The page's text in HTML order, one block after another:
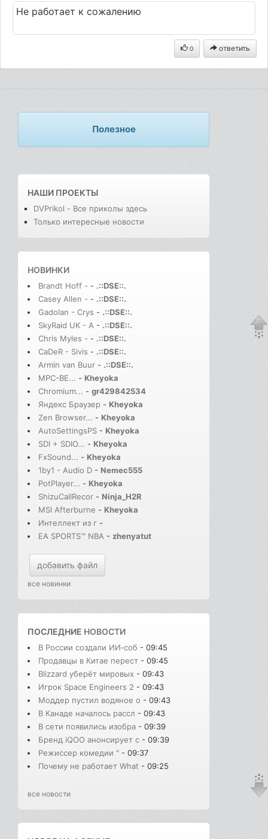
Не работает к сожалению
0 ответить
Полезное
НАШИ ПРОЕКТЫ
DVPrikol - Все приколы здесь
Только интересные новости
НОВИНКИ
Brandt Hoff - - .::DSE::.
Casey Allen - - .::DSE::.
Gadolan - Crys - .::DSE::.
SkyRaid UK - A - .::DSE::.
Chris Myles - - .::DSE::.
CaDeR - Sivis - .::DSE::.
Armin van Buur - .::DSE::.
MPC-BE... - Kheyoka
Chromium... - gr429842534
Яндекс Браузер - Kheyoka
Zen Browser... - Kheyoka
AutoSettingsPS - Kheyoka
SDI + SDIO... - Kheyoka
FxSound... - Kheyoka
1by1 - Audio D - Nemec555
PotPlayer... - Kheyoka
ShizuCallRecor - Ninja_H2R
MSI Afterburne - Kheyoka
Интеллект из г -
EA SPORTS™ NBA - zhenyatut
добавить файл
все новинки
ПОСЛЕДНИЕ НОВОСТИ
В России создали ИИ‑соб - 09:45
Продавцы в Китае перест - 09:45
Blizzard уберёт мировых - 09:43
Игрок Space Engineers 2 - 09:43
Моддер пустил водяное о - 09:43
В Канаде началось рассл - 09:43
В сети появились изобра - 09:39
Бренд iQOO анонсирует с - 09:39
Режиссер комедии " - 09:37
Почему не работает What - 09:25
все новости